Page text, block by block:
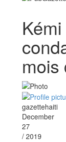
mois
gazettehaiti
December
27
/ 2019